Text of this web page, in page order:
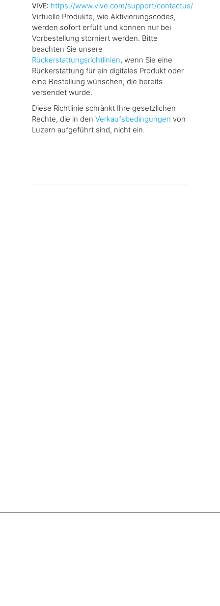
VIVE: https://www.vive.com/support/contactus/
Virtuelle Produkte, wie Aktivierungscodes,
werden sofort erfüllt und können nur bei
Vorbestellung storniert werden. Bitte
beachten Sie unsere
Rückerstattungsrichtlinien, wenn Sie eine
Rückerstattung für ein digitales Produkt oder
eine Bestellung wünschen, die bereits
versendet wurde.
Diese Richtlinie schränkt Ihre gesetzlichen
Rechte, die in den Verkaufsbedingungen von
Luzern aufgeführt sind, nicht ein.